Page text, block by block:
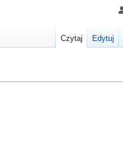
Czytaj Edytuj